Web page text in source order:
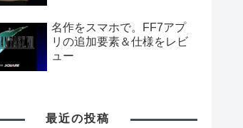
名作をスマホで。FF7アプ
リの追加要素＆仕様をレビ
ュー
最近の投稿